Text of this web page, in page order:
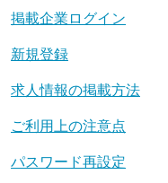
掲載企業ログイン
新規登録
求人情報の掲載方法
ご利用上の注意点
パスワード再設定